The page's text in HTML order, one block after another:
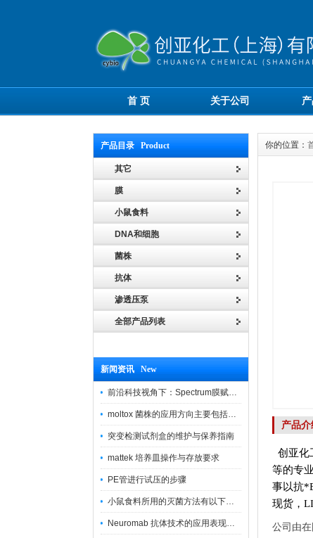
首 页 关于公司
产品目录 Product
其它
膜
小鼠食料
DNA和细胞
菌株
抗体
渗透压泵
全部产品列表
新闻资讯 New
前沿科技视角下：Spectrum膜赋能精密制造
moltox 菌株的应用方向主要包括以下几个方面
突变检测试剂盒的维护与保养指南
mattek 培养皿操作与存放要求
PE管进行试压的步骤
小鼠食料所用的灭菌方法有以下三种
Neuromab 抗体技术的应用表现在这几方面
你的位置：
产品介
创亚化
等的专
事以抗
现货，
公司由